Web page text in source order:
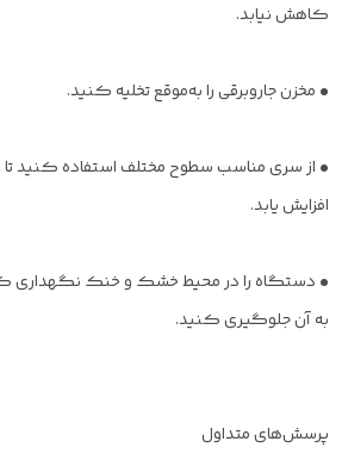
کاهش نیابد.
• مخزن جاروبرقی را به‌موقع تخلیه کنید.
• از سری مناسب سطوح مختلف استفاده کنید
افزایش یابد.
• دستگاه را در محیط خشک و خنک نگهداری
به آن جلوگیری کنید.
پرسش‌های متداول